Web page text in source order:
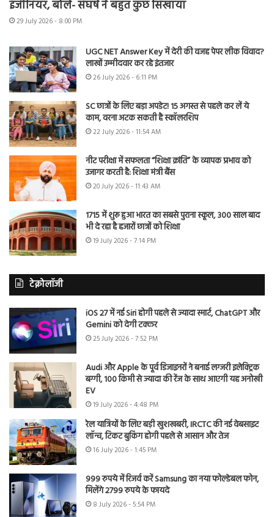
इंजीनियर, बोले- संघर्ष ने बहुत कुछ सिखाया
29 July 2026 - 8:00 PM
UGC NET Answer Key में देरी की वजह पेपर लीक विवाद?
लाखों उम्मीदवार कर रहे इंतजार
26 July 2026 - 6:11 PM
SC छात्रों के लिए बड़ा अपडेट! 15 अगस्त से पहले कर लें ये
काम, वरना अटक सकती है स्कॉलरशिप
22 July 2026 - 11:54 AM
नीट परीक्षा में सफलता “शिक्षा क्रांति” के व्यापक प्रभाव को
उजागर करती है: शिक्षा मंत्री बैंस
20 July 2026 - 11:43 AM
1715 में शुरू हुआ भारत का सबसे पुराना स्कूल, 300 साल बाद
भी दे रहा है हजारों छात्रों को शिक्षा
19 July 2026 - 7:14 PM
टेक्नोलॉजी
iOS 27 में नई Siri होगी पहले से ज्यादा स्मार्ट, ChatGPT और
Gemini को देगी टक्कर
25 July 2026 - 7:52 PM
Audi और Apple के पूर्व डिजाइनरों ने बनाई लग्जरी इलेक्ट्रिक
बग्गी, 100 किमी से ज्यादा की रेंज के साथ आएगी यह अनोखी
EV
19 July 2026 - 4:48 PM
रेल यात्रियों के लिए बड़ी खुशखबरी, IRCTC की नई वेबसाइट
लॉन्च, टिकट बुकिंग होगी पहले से आसान और तेज
16 July 2026 - 1:45 PM
999 रुपये में रिजर्व करें Samsung का नया फोल्डेबल फोन,
मिलेंगे 2799 रुपये के फायदे
8 July 2026 - 5:54 PM